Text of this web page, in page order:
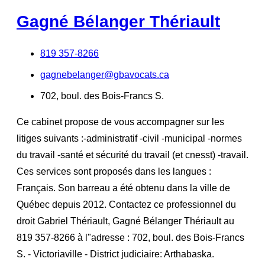
Gagné Bélanger Thériault
819 357-8266
gagnebelanger@gbavocats.ca
702, boul. des Bois-Francs S.
Ce cabinet propose de vous accompagner sur les
litiges suivants :-administratif -civil -municipal -normes
du travail -santé et sécurité du travail (et cnesst) -travail.
Ces services sont proposés dans les langues :
Français. Son barreau a été obtenu dans la ville de
Québec depuis 2012. Contactez ce professionnel du
droit Gabriel Thériault, Gagné Bélanger Thériault au
819 357-8266 à l"adresse : 702, boul. des Bois-Francs
S. - Victoriaville - District judiciaire: Arthabaska.